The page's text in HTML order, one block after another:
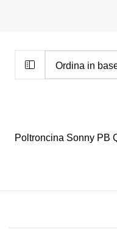
Poltroncina Sonny PB